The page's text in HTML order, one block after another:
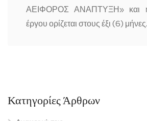
ΑΕΙΦΟΡΟΣ ΑΝΑΠΤΥΞΗ» και η
έργου ορίζεται στους έξι (6) μήνες.
Κατηγορίες Άρθρων